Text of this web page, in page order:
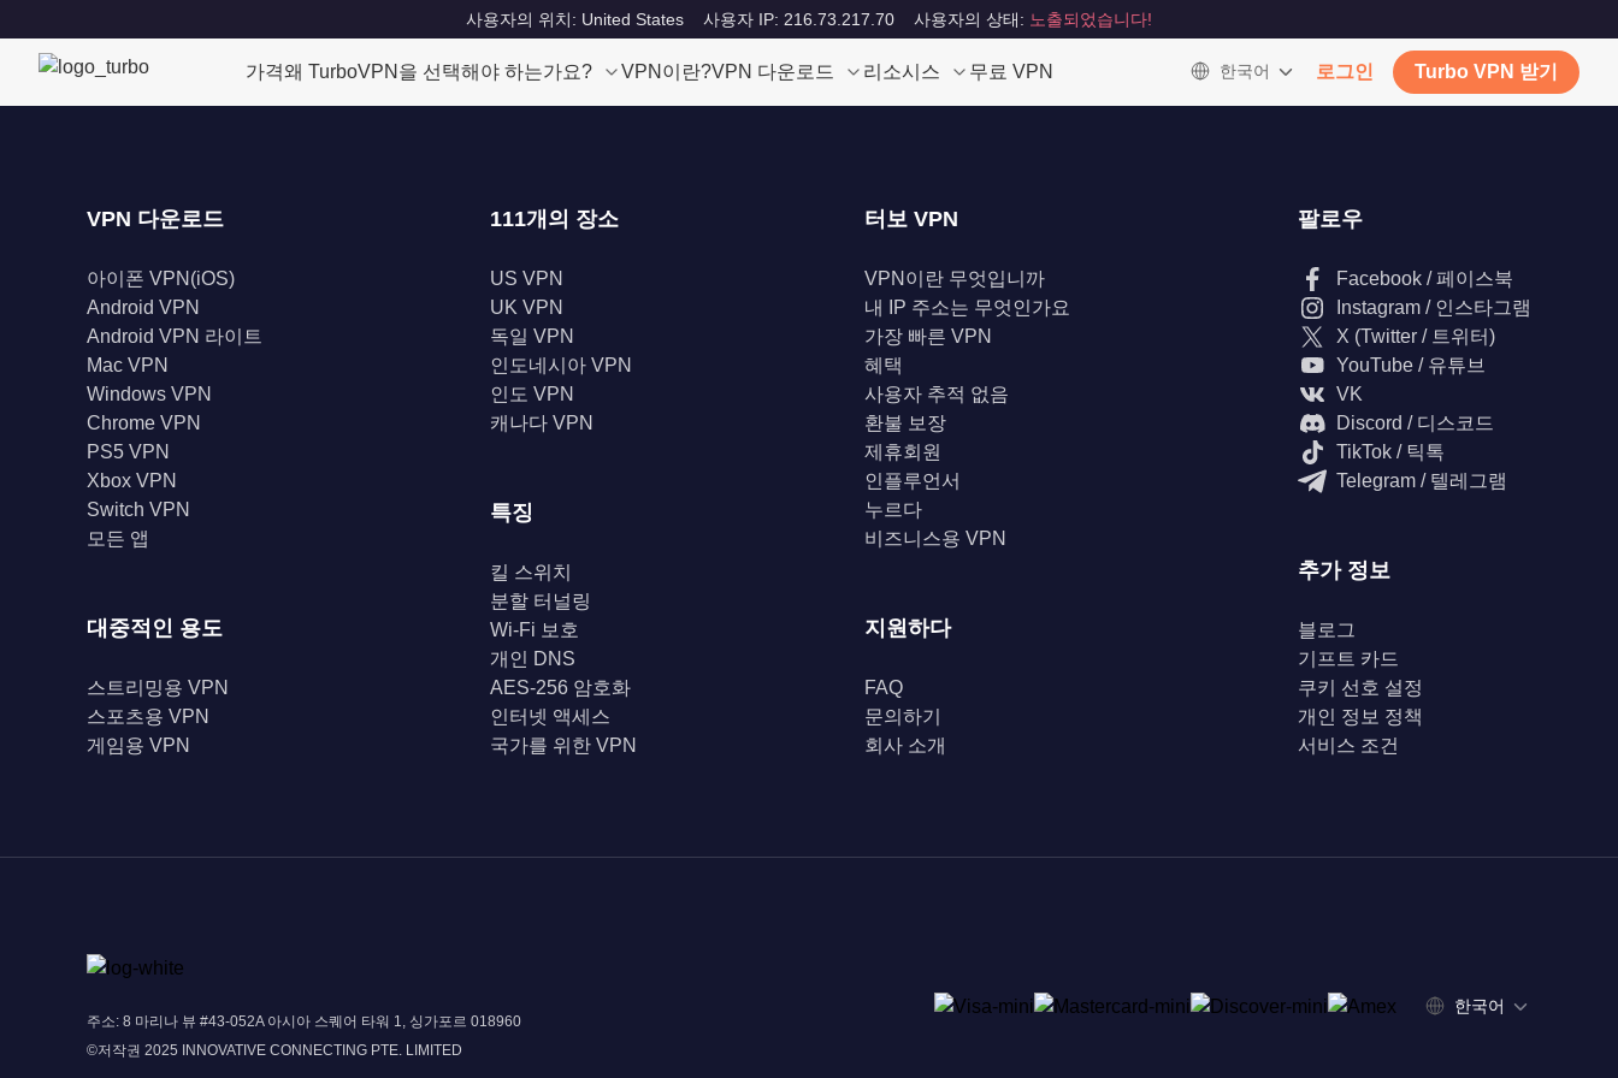
사용자의 위치: United States 사용자 IP: 216.73.217.70 사용자의 상태: 노출되었습니다!
가격왜 TurboVPN을 선택해야 하는가요? VPN이란?VPN 다운로드 리소시스 무료 VPN 한국어 로그인 Turbo VPN 받기
VPN 다운로드
아이폰 VPN(iOS)
Android VPN
Android VPN 라이트
Mac VPN
Windows VPN
Chrome VPN
PS5 VPN
Xbox VPN
Switch VPN
모든 앱
대중적인 용도
스트리밍용 VPN
스포츠용 VPN
게임용 VPN
111개의 장소
US VPN
UK VPN
독일 VPN
인도네시아 VPN
인도 VPN
캐나다 VPN
특징
킬 스위치
분할 터널링
Wi-Fi 보호
개인 DNS
AES-256 암호화
인터넷 액세스
국가를 위한 VPN
터보 VPN
VPN이란 무엇입니까
내 IP 주소는 무엇인가요
가장 빠른 VPN
혜택
사용자 추적 없음
환불 보장
제휴회원
인플루언서
누르다
비즈니스용 VPN
지원하다
FAQ
문의하기
회사 소개
팔로우
Facebook / 페이스북
Instagram / 인스타그램
X (Twitter / 트위터)
YouTube / 유튜브
VK
Discord / 디스코드
TikTok / 틱톡
Telegram / 텔레그램
추가 정보
블로그
기프트 카드
쿠키 선호 설정
개인 정보 정책
서비스 조건
주소: 8 마리나 뷰 #43-052A 아시아 스퀘어 타워 1, 싱가포르 018960
©저작권 2025 INNOVATIVE CONNECTING PTE. LIMITED
한국어